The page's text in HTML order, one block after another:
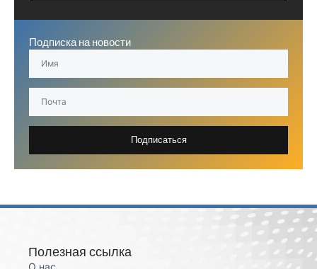
Подписка на новости
Подписаться
Полезная ссылка
О нас